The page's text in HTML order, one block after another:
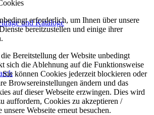
und Kataloge
erforderlich, um Ihnen über unsere
bereitzustellen und einige ihrer
Bereitstellung der Website unbedingt
sich die Ablehnung auf die Funktionsweise
Sie können Cookies jederzeit blockieren oder
Browsereinstellungen ändern und das
auf dieser Webseite erzwingen. Dies wird
auffordern, Cookies zu akzeptieren /
Webseite erneut besuchen.